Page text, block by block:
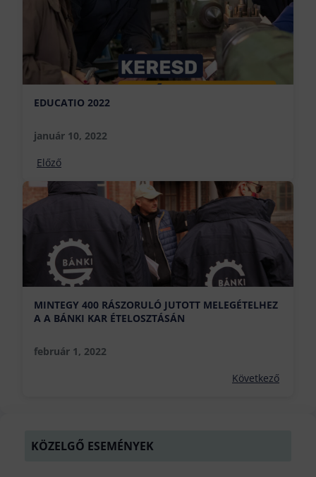
EDUCATIO 2022
január 10, 2022
Előző
MINTEGY 400 RÁSZORULÓ JUTOTT MELEGÉTELHEZ
A A BÁNKI KAR ÉTELOSZTÁSÁN
február 1, 2022
Következő
KÖZELGŐ ESEMÉNYEK